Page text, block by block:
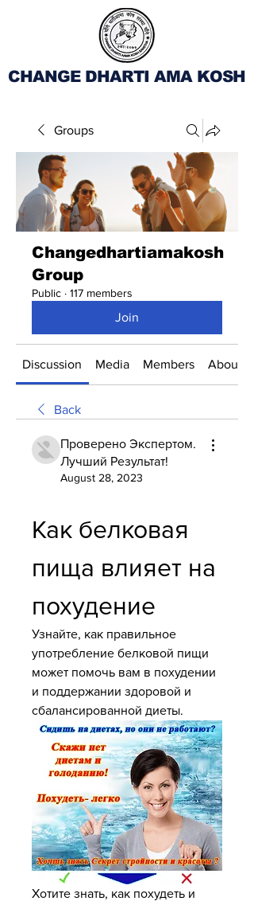
CHANGE DHARTI AMA KOSH
Groups
Changedhartiamakosh
Group
Public · 117 members
Join
Discussion Media Members About
Back
Проверено Экспертом.
Лучший Результат!
August 28, 2023
Как белковая
пища влияет на
похудение
Узнайте, как правильное
употребление белковой пищи
может помочь вам в похудении
и поддержании здоровой и
сбалансированной диеты.
Хотите знать, как похудеть и